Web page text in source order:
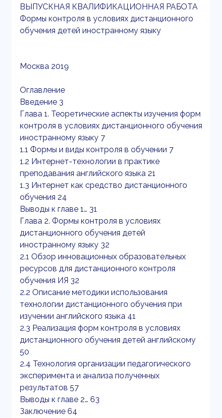
ВЫПУСКНАЯ КВАЛИФИКАЦИОННАЯ РАБОТА
Формы контроля в условиях дистанционного
обучения детей иностранному языку
Москва 2019
Оглавление
Введение 3
Глава 1. Теоретические аспекты изучения форм
контроля в условиях дистанционного обучения
иностранному языку 7
1.1 Формы и виды контроля в обучении 7
1.2 Интернет-технологии в практике
преподавания английского языка 21
1.3 Интернет как средство дистанционного
обучения 24
Выводы к главе 1… 31
Глава 2. Формы контроля в условиях
дистанционного обучения детей
иностранному языку 32
2.1 Обзор инновационных образовательных
ресурсов для дистанционного контроля
обучения ИЯ 32
2.2 Описание методики использования
технологии дистанционного обучения при
изучении английского языка 41
2.3 Реализация форм контроля в условиях
дистанционного обучения детей английскому
50
2.4 Технология организации педагогического
эксперимента и анализа полученных
результатов 57
Выводы к главе 2… 63
Заключение 64